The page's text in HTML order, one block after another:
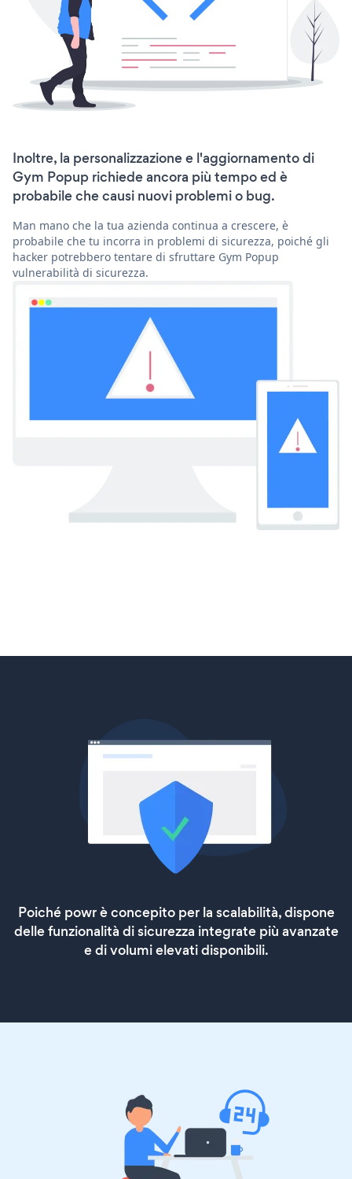
Inoltre, la personalizzazione e l'aggiornamento di
Gym Popup richiede ancora più tempo ed è
probabile che causi nuovi problemi o bug.
Man mano che la tua azienda continua a crescere, è
probabile che tu incorra in problemi di sicurezza, poiché gli
hacker potrebbero tentare di sfruttare Gym Popup
vulnerabilità di sicurezza.
Poiché powr è concepito per la scalabilità, dispone
delle funzionalità di sicurezza integrate più avanzate
e di volumi elevati disponibili.